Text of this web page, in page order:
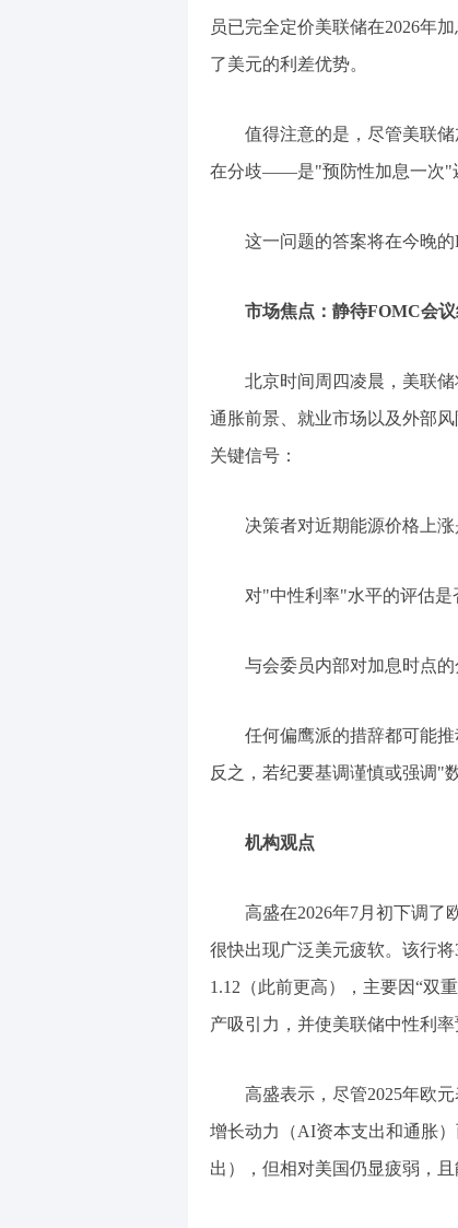
员已完全定价美联储在2026年
了美元的利差优势。
值得注意的是，尽管美联
在分歧——是"预防性加息一次"
这一问题的答案将在今晚的
市场焦点：静待FOMC会
北京时间周四凌晨，美联
通胀前景、就业市场以及外部
关键信号：
决策者对近期能源价格上
对"中性利率"水平的评估是
与会委员内部对加息时点的
任何偏鹰派的措辞都可能
反之，若纪要基调谨慎或强调"
机构观点
高盛在2026年7月初下调了
很快出现广泛美元疲软。该行
1.12（此前更高），主要因“
产吸引力，并使美联储中性利率
高盛表示，尽管2025年欧
增长动力（AI资本支出和通胀
出），但相对美国仍显疲弱，